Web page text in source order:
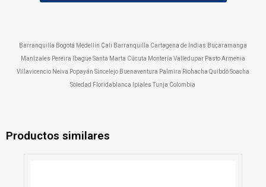
Barranquilla Bogotá Medellín Cali Barranquilla Cartagena de Indias Bucaramanga
Manizales Pereira Ibague Santa Marta Cúcuta Montería Valledupar Pasto Armenia
Villavicencio Neiva Popayán Sincelejo Buenaventura Palmira Riohacha Quibdó Soacha
Soledad Floridablanca Ipiales Tunja Colombia
Productos similares